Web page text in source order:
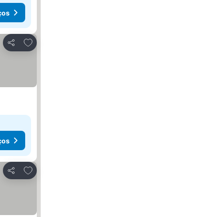
Partilhar
Adicionar aos favoritos
Partilhar
Adicionar aos favoritos